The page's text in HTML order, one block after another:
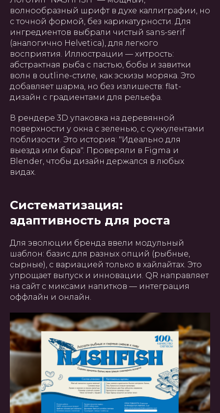
волнообразный шрифт в духе каллиграфии, но
с точной формой, без карикатурности. Для
ингредиентов выбрали чистый sans-serif
(аналогично Helvetica), для легкого
восприятия. Иллюстрации — хитрость:
абстрактная рыба с пастью, бобы и завитки
волн в outline-стиле, как эскизы моряка. Это
добавляет шарма, но без излишеств: flat-
дизайн с градиентами для рельефа.
В рендере 3D упаковка на деревянной
поверхности у окна с зеленью, с суккулентами
поблизости. Это история: "Идеально для
выезда или бара". Проверяли в Figma и
Blender, чтобы дизайн держался в любых
видах.
Систематизация:
адаптивность для роста
Для эволюции бренда ввели модульный
шаблон: базис для разных опций (рыбные,
сырные), с вариацией только в хайлайтах. Это
упрощает выпуск и инновации. QR направляет
на сайт с миксами напитков — интеграция
оффлайн и онлайн.